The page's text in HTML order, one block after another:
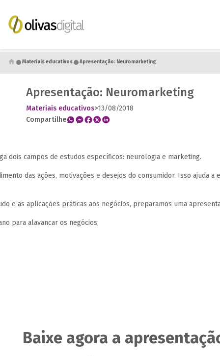
●Materiais educativos●Apresentação: Neuromarketing
Apresentação: Neuromarketing
Materiais educativos>13/08/2018
Compartilhe
dois campos de estudos específicos: neurologia e marketing.
das ações, motivações e desejos do consumidor. Isso ajuda
e as aplicações práticas aos negócios, preparamos uma
para alavancar os negócios;
Baixe agora a